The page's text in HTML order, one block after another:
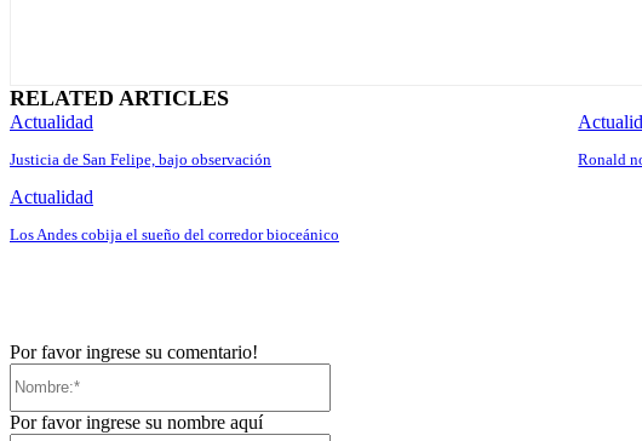
RELATED ARTICLES
Actualidad
Justicia de San Felipe, bajo observación Ronald
Actualidad
Los Andes cobija el sueño del corredor bioceánico
Por favor ingrese su comentario!
Por favor ingrese su nombre aquí